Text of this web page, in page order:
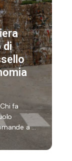
di
fa
a …